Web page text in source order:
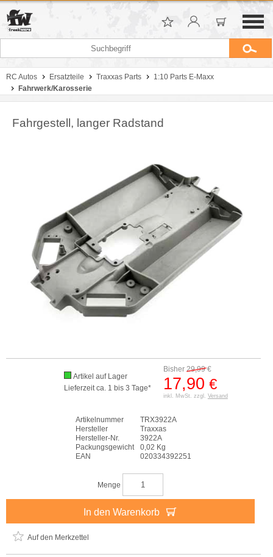
RC Autos Ersatzteile Traxxas Parts
1:10 Parts E-Maxx
Fahrwerk/Karosserie
Fahrgestell, langer Radstand
Bisher 29,99€
17,90 €
inkl. MwSt. zzgl. Versand
Artikel auf Lager
Lieferzeit ca. 1 bis 3 Tage*
Artikelnummer
TRX3922A
Hersteller
Traxxas
Hersteller-Nr.
3922A
Packungsgewicht
0,02 Kg
EAN
020334392251
Menge
In den Warenkorb
Auf den Merkzettel